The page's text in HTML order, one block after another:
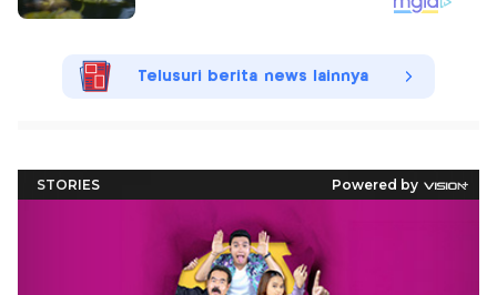
Telusuri berita news lainnya